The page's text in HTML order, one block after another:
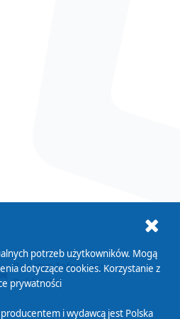
Biuletyn Informacji
Publicznej
potrzeb użytkowników. Mogą
dotyczące cookies. Korzystanie z
prywatności
i wydawcą jest Polska